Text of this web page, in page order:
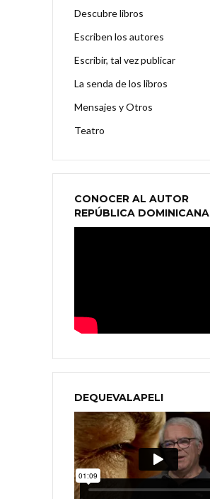
Descubre libros
Escriben los autores
Escribir, tal vez publicar
La senda de los libros
Mensajes y Otros
Teatro
CONOCER AL AUTOR
REPÚBLICA DOMINICANA
DEQUEVALAPELI